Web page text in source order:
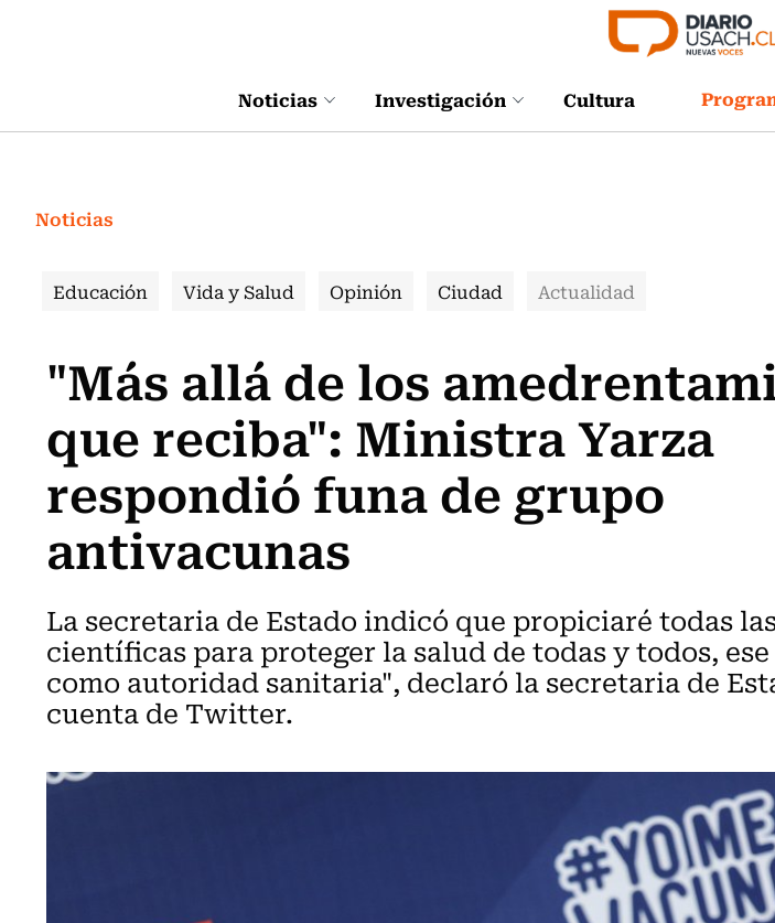
Noticias Investigación Cultura
Noticias
Educación Vida y Salud Opinión Ciudad Actualidad
"Más allá de los
que reciba": Ministra Yarza
respondió funa de grupo
antivacunas
La secretaria de Estado indicó que propiciaré todas
científicas para proteger la salud de todas y todos,
como autoridad sanitaria", declaró la secretaria de
cuenta de Twitter.